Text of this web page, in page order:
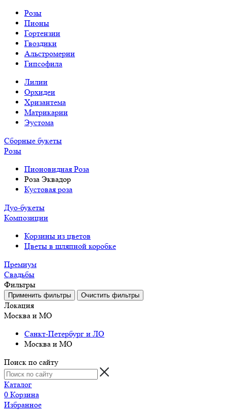
Розы
Пионы
Гортензии
Гвоздики
Альстромерии
Гипсофила
Лилии
Орхидеи
Хризантема
Матрикарии
Эустома
Сборные букеты
Розы
Пионовидная Роза
Роза Эквадор
Кустовая роза
Дуо-букеты
Композиции
Корзины из цветов
Цветы в шляпной коробке
Премиум
Свадьбы
Фильтры
Локация
Москва и МО
Санкт-Петербург и ЛО
Москва и МО
Поиск по сайту
Каталог
0 Корзина
Избранное